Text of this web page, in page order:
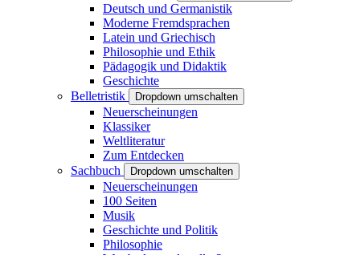
Deutsch und Germanistik
Moderne Fremdsprachen
Latein und Griechisch
Philosophie und Ethik
Pädagogik und Didaktik
Geschichte
Belletristik
Dropdown umschalten
Neuerscheinungen
Klassiker
Weltliteratur
Zum Entdecken
Sachbuch
Dropdown umschalten
Neuerscheinungen
100 Seiten
Musik
Geschichte und Politik
Philosophie